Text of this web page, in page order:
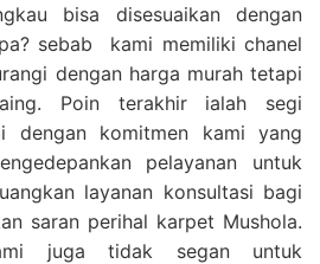
bisa disesuaikan dengan
sebab kami memiliki chanel
dengan harga murah tetapi
Poin terakhir ialah segi
dengan komitmen kami yang
pelayanan untuk
layanan konsultasi bagi
saran perihal karpet Mushola.
juga tidak segan untuk